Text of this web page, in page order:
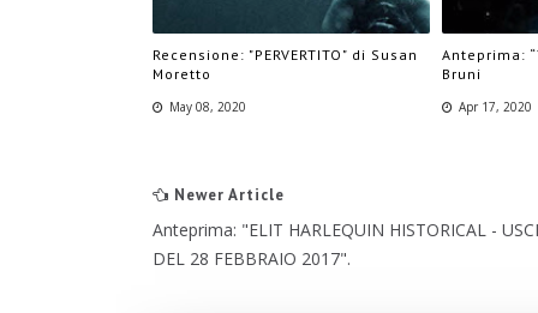
Recensione: "PERVERTITO" di Susan
Moretto
May 08, 2020
Anteprima:
Bruni
Apr 17, 2020
Newer Article
Anteprima: "eLIT HARLEQUIN HISTORICAL -
DEL 28 FEBBRAIO 2017".